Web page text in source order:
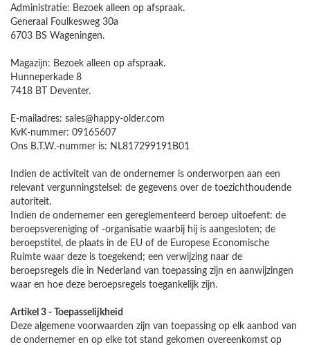
Administratie: Bezoek alleen op afspraak.
Generaal Foulkesweg 30a
6703 BS Wageningen.
Magazijn: Bezoek alleen op afspraak.
Hunneperkade 8
7418 BT Deventer.
E-mailadres: sales@happy-older.com
KvK-nummer: 09165607
Ons B.T.W.-nummer is: NL817299191B01
Indien de activiteit van de ondernemer is onderworpen aan een
relevant vergunningstelsel: de gegevens over de toezichthoudende
autoriteit.
Indien de ondernemer een gereglementeerd beroep uitoefent: de
beroepsvereniging of -organisatie waarbij hij is aangesloten; de
beroepstitel, de plaats in de EU of de Europese Economische
Ruimte waar deze is toegekend; een verwijzing naar de
beroepsregels die in Nederland van toepassing zijn en aanwijzingen
waar en hoe deze beroepsregels toegankelijk zijn.
Artikel 3 - Toepasselijkheid
Deze algemene voorwaarden zijn van toepassing op elk aanbod van
de ondernemer en op elke tot stand gekomen overeenkomst op